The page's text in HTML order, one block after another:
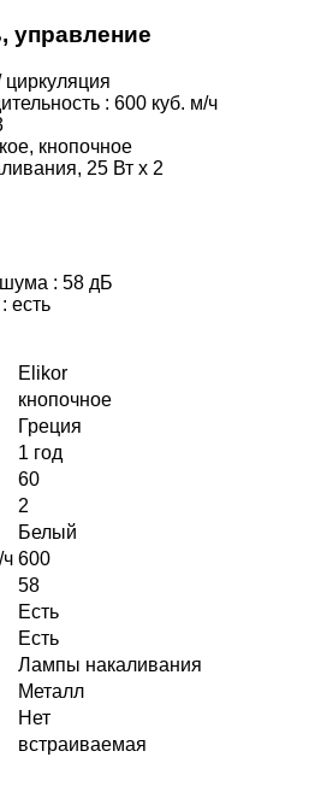
управление
: 600 куб. м/ч
кнопочное
25 Вт х 2
: 58 дБ
есть
Elikor
кнопочное
Греция
1 год
60
2
Белый
600
58
Есть
Есть
Лампы накаливания
Металл
Нет
встраиваемая